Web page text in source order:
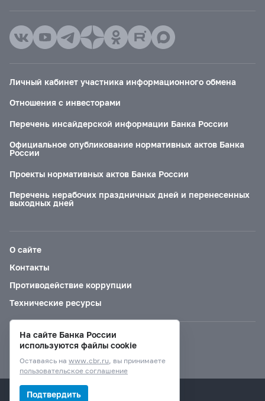
Личный кабинет участника информационного обмена
Отношения с инвесторами
Перечень инсайдерской информации Банка России
Официальное опубликование нормативных актов Банка
России
Проекты нормативных актов Банка России
Перечень нерабочих праздничных дней и перенесенных
выходных дней
О сайте
Контакты
Противодействие коррупции
Технические ресурсы
Версия для слабовидящих
© Банк России, 2000–2026.
На сайте Банка России
используются файлы cookie
Оставаясь на www.cbr.ru, вы принимаете
пользовательское соглашение
Подтвердить